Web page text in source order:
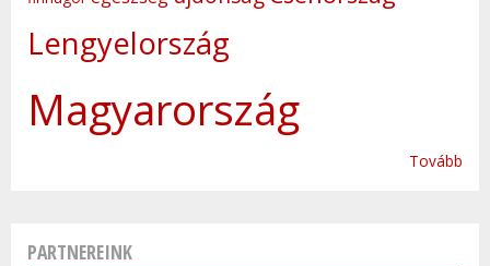
Lengyelország
Magyarország
Tovább
PARTNEREINK